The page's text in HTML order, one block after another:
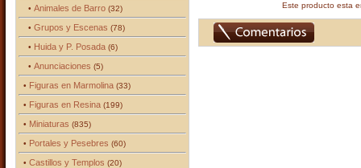
• Animales de Barro(32)
• Grupos y Escenas (78)
• Huida y P. Posada(6)
• Anunciaciones (5)
• Figuras en Marmolina(33)
• Figuras en Resina(199)
• Miniaturas (835)
• Portales y Pesebres (60)
• Castillos y Templos (20)
Este producto esta